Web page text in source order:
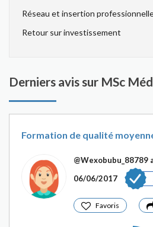
Réseau et insertion
Retour sur investissement
Derniers avis sur MSc
Formation de qualité
@Wexobubu_88789
06/06/2017
Favoris